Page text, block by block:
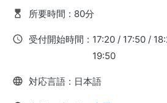
所要時間 : 80分
受付開始時間 : 17:20 / 17:50 /
19:50
対応言語 : 日本語